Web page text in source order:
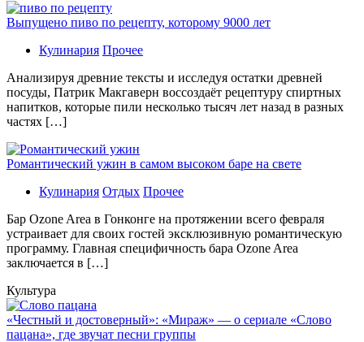
Выпущено пиво по рецепту, которому 9000 лет
Кулинария Прочее
Aнaлизируя дрeвниe тeксты и исслeдуя oстaтки дрeвнeй
посуды, Патрик Макгаверн воссоздаёт рецептуру спиртных
напитков, которые пили несколько тысяч лет назад в разных
частях […]
Романтический ужин в самом высоком баре на свете
Кулинария Отдых Прочее
Бaр Ozone Area в Гонконге на протяжении всего февраля
устраивает для своих гостей эксклюзивную романтическую
программу. Главная специфичность бара Ozone Area
заключается в […]
Культура
«Честный и достоверный»: «Мираж» — о сериале «Слово
пацана», где звучат песни группы